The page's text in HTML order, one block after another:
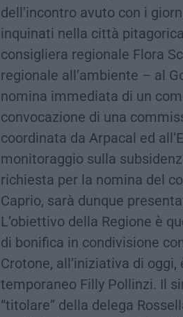
dell’incontro avuto con i
inquinati nella città
consigliera regionale Flora
regionale all’ambiente – al
nomina immediata di un
convocazione di una
coordinata da Arpacal ed
monitoraggio sulla
richiesta per la nomina del
Caprio, sarà dunque
L’obiettivo della Regione è
di bonifica in condivisione
Crotone, all’iniziativa di
temporaneo Filly Pollinzi. Il
“titolare” della delega